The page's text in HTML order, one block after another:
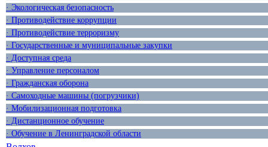
· Экологическая безопасность
· Противодействие коррупции
· Противодействие терроризму
· Государственные и муниципальные закупки
· Доступная среда
· Управление персоналом
· Гражданская оборона
· Самоходные машины (погрузчики)
· Мобилизационная подготовка
· Дистанционное обучение
· Обучение в Ленинградской области